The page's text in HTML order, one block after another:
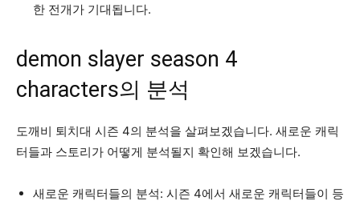
한 전개가 기대됩니다.
demon slayer season 4
characters의 분석
도깨비 퇴치대 시즌 4의 분석을 살펴보겠습니다. 새로운 캐릭
터들과 스토리가 어떻게 분석될지 확인해 보겠습니다.
새로운 캐릭터들의 분석: 시즌 4에서 새로운 캐릭터들이 등